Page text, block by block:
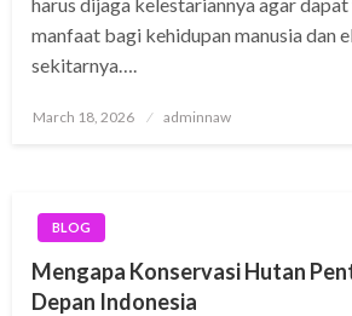
manfaat bagi kehidupan manusia dan
sekitarnya….
Posted
March 18, 2026 adminnaw
BLOG
Mengapa Konservasi Hutan
Depan Indonesia